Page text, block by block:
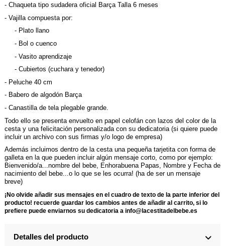
- Chaqueta tipo sudadera oficial Barça Talla 6 meses
- Vajilla compuesta por:
- Plato llano
- Bol o cuenco
- Vasito aprendizaje
- Cubiertos (cuchara y tenedor)
- Peluche 40 cm
- Babero de algodón Barça
- Canastilla de tela plegable grande.
Todo ello se presenta envuelto en papel celofán con lazos del color de la
cesta y una felicitación personalizada con su dedicatoria (si quiere puede
incluir un archivo con sus firmas y/o logo de empresa)
Además incluimos dentro de la cesta una pequeña tarjetita con forma de
galleta en la que pueden incluir algún mensaje corto, como por ejemplo:
Bienvenido/a...nombre del bebe, Enhorabuena Papas, Nombre y Fecha de
nacimiento del bebe...o lo que se les ocurra! (ha de ser un mensaje
breve)
¡No olvide añadir sus mensajes en el cuadro de texto de la parte inferior del
producto! recuerde guardar los cambios antes de añadir al carrito, si lo
prefiere puede enviarnos su dedicatoria a info@lacestitadelbebe.es
Detalles del producto